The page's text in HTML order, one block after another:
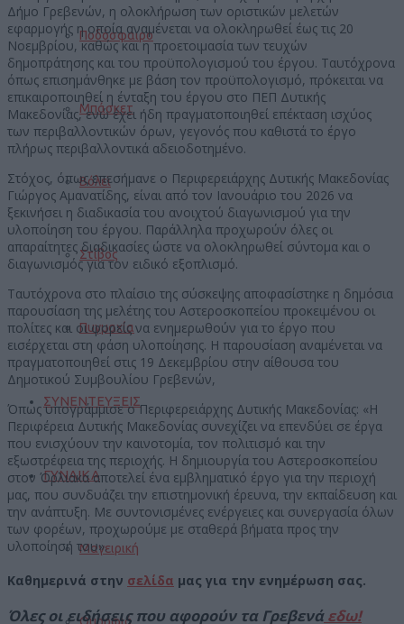
Ποδόσφαιρο
Μπάσκετ
Βόλεϊ
Στίβος
Πυγμαχία
ΣΥΝΕΝΤΕΥΞΕΙΣ
ΓΥΝΑΙΚΑ
Μαγειρική
Δήμο Γρεβενών, η ολοκλήρωση των οριστικών μελετών
εφαρμογής η οποία αναμένεται να ολοκληρωθεί έως τις 20
Νοεμβρίου, καθώς και η προετοιμασία των τευχών
δημοπράτησης και του προϋπολογισμού του έργου. Ταυτόχρονα
όπως επισημάνθηκε με βάση τον προϋπολογισμό, πρόκειται να
επικαιροποιηθεί η ένταξη του έργου στο ΠΕΠ Δυτικής
Μακεδονίας, ενώ έχει ήδη πραγματοποιηθεί επέκταση ισχύος
των περιβαλλοντικών όρων, γεγονός που καθιστά το έργο
πλήρως περιβαλλοντικά αδειοδοτημένο.
Στόχος, όπως επεσήμανε ο Περιφερειάρχης Δυτικής Μακεδονίας
Γιώργος Αμανατίδης, είναι από τον Ιανουάριο του 2026 να
ξεκινήσει η διαδικασία του ανοιχτού διαγωνισμού για την
υλοποίηση του έργου. Παράλληλα προχωρούν όλες οι
απαραίτητες διαδικασίες ώστε να ολοκληρωθεί σύντομα και ο
διαγωνισμός για τον ειδικό εξοπλισμό.
Ταυτόχρονα στο πλαίσιο της σύσκεψης αποφασίστηκε η δημόσια
παρουσίαση της μελέτης του Αστεροσκοπείου προκειμένου οι
πολίτες και οι φορείς να ενημερωθούν για το έργο που
εισέρχεται στη φάση υλοποίησης. Η παρουσίαση αναμένεται να
πραγματοποιηθεί στις 19 Δεκεμβρίου στην αίθουσα του
Δημοτικού Συμβουλίου Γρεβενών,
Όπως υπογράμμισε ο Περιφερειάρχης Δυτικής Μακεδονίας: «Η
Περιφέρεια Δυτικής Μακεδονίας συνεχίζει να επενδύει σε έργα
που ενισχύουν την καινοτομία, τον πολιτισμό και την
εξωστρέφεια της περιοχής. Η δημιουργία του Αστεροσκοπείου
στον Όρλιακα αποτελεί ένα εμβληματικό έργο για την περιοχή
μας, που συνδυάζει την επιστημονική έρευνα, την εκπαίδευση και
την ανάπτυξη. Με συντονισμένες ενέργειες και συνεργασία όλων
των φορέων, προχωρούμε με σταθερά βήματα προς την
υλοποίησή του».
Καθημερινά στην σελίδα μας για την ενημέρωση σας.
Όλες οι ειδήσεις που αφορούν τα Γρεβενάεδω!